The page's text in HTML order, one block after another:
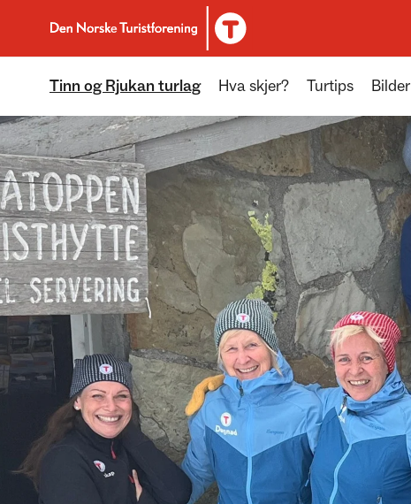
Til DNT.no forside
Tinn og Rjukan turlag Hva skjer? Turtips Bilder